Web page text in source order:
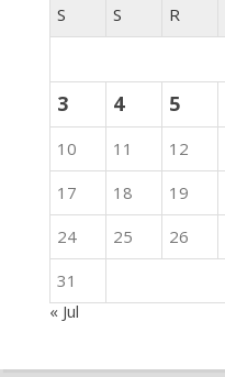
S
S R
3 4 5
10
11 12
17
18 19
24
25 26
31
« Jul